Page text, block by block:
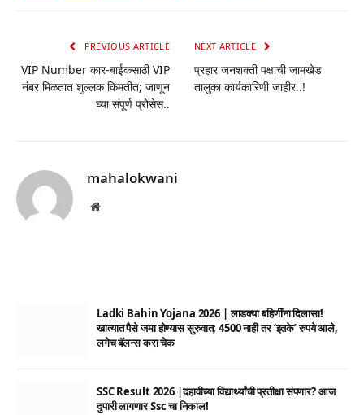
PREVIOUS ARTICLE
VIP Number कार-बाईकसाठी VIP
नंबर मिळतात शुल्लक किमतीत; जाणून
घ्या संपूर्ण प्रोसेस..
NEXT ARTICLE
प्रहार जनशक्ती पक्षाची जामखेड
तालुका कार्यकारिणी जाहीर..!
mahalokwani
Website
Ladki Bahin Yojana 2026 | लाडक्या बहिणींना दिलासा!
खात्यात पैसे जमा होण्यास सुरुवात; 4500 नाही तर ‘इतके’ रुपये आले,
लगेच बॅलन्स करा चेक
SSC Result 2026 |दहावीच्या विद्यार्थ्यांची प्रतीक्षा संपणार? आज
दुपारी लागणार Ssc चा निकाल!